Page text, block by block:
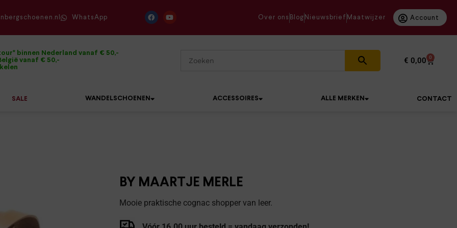
WhatsApp Over ons Blog Nieuwsbrief Maatwijzer Account
binnen Nederland vanaf € 50,-
vanaf € 50,-
€ 0,00 0
SALE WANDELSCHOENEN ACCESSOIRES ALLE MERKEN CONTACT
BY MAARTJE MERLE
Mooie praktische cognac shopper van leer.